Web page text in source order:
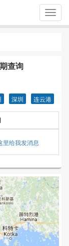
查询
深圳 连云港